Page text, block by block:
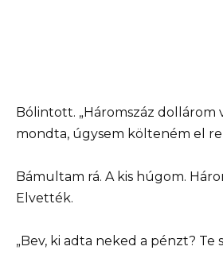
Bólintott. „Háromszáz dollárom
mondta, úgysem költeném el
Bámultam rá. A kis húgom.
Elvették.
„Bev, ki adta neked a pénzt? Te